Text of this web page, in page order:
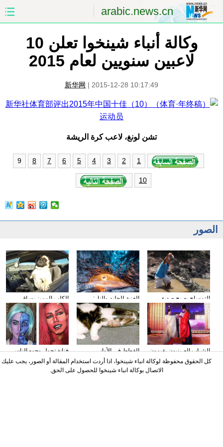
arabic.news.cn
الصفحة الأولى
الشرق الأوسط العالم
الاقتصاد
الرياضة السياحة والبيئة
مؤتمر صحفى للخارجية الصور
وكالة أنباء شينخوا تعلن 10
لاعبين سنويين لعام 2015
新华网 | 2015-12-28 10:17:49
تشن لونغ، لاعب كرة الريشة
1
2
3
4
5
6
7
8
9
10
الصور
الكلب المميز يساق
السيارات
الغنية للجليد والنار:
المصور يلتقط صورا في
الأنهار الجليدية
التمساح يصبح صديق
الناس في كوستا ريكا
فنانة تحول وجوه الناس
إلى الشخصيات الكرتونية
باستخدام الماكياج
القطط في الأواني
الزجاجية
الشباب الصينيون يقيمون
حفل الزفاف وفقا لطريقة
"أسرة هان"
كل الحقوق محفوظة لوكالة انباء شينخوا، اذا أردت استخدام المقالة أو الصور، يجب عليك
الاتصال بوكالة انباء شينخوا للحصول على الحق.